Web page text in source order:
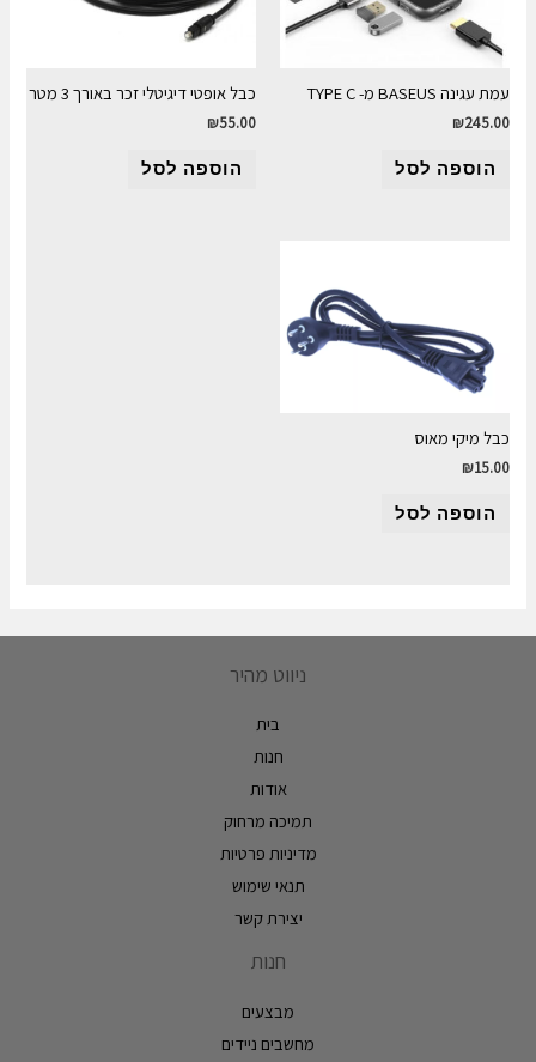
עמת עגינה BASEUS מ- TYPE C
₪245.00
הוספה לסל
כבל אופטי דיגיטלי זכר באורך 3 מטר
₪55.00
הוספה לסל
כבל מיקי מאוס
₪15.00
הוספה לסל
ניווט מהיר
בית
חנות
אודות
תמיכה מרחוק
מדיניות פרטיות
תנאי שימוש
יצירת קשר
חנות
מבצעים
מחשבים ניידים